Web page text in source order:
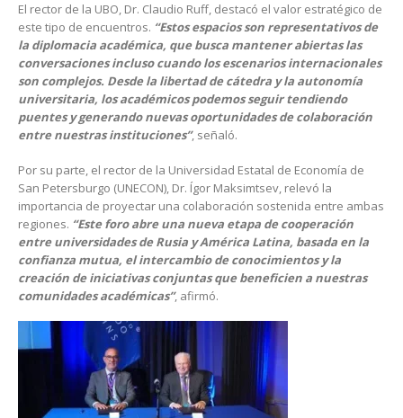
El rector de la UBO, Dr. Claudio Ruff, destacó el valor estratégico de
este tipo de encuentros. “Estos espacios son representativos de
la diplomacia académica, que busca mantener abiertas las
conversaciones incluso cuando los escenarios internacionales
son complejos. Desde la libertad de cátedra y la autonomía
universitaria, los académicos podemos seguir tendiendo
puentes y generando nuevas oportunidades de colaboración
entre nuestras instituciones”, señaló.
Por su parte, el rector de la Universidad Estatal de Economía de
San Petersburgo (UNECON), Dr. Ígor Maksimtsev, relevó la
importancia de proyectar una colaboración sostenida entre ambas
regiones. “Este foro abre una nueva etapa de cooperación
entre universidades de Rusia y América Latina, basada en la
confianza mutua, el intercambio de conocimientos y la
creación de iniciativas conjuntas que beneficien a nuestras
comunidades académicas”, afirmó.